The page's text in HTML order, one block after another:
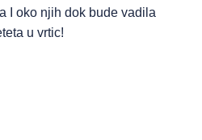
I oko njih dok bude vadila
u vrtic!